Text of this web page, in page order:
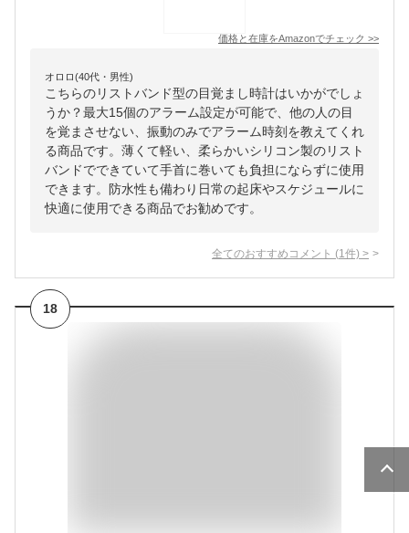
価格と在庫をAmazonでチェック >>
オロロ(40代・男性)
こちらのリストバンド型の目覚まし時計はいかがでしょ
うか？最大15個のアラーム設定が可能で、他の人の目
を覚まさせない、振動のみでアラーム時刻を教えてくれ
る商品です。薄くて軽い、柔らかいシリコン製のリスト
バンドでできていて手首に巻いても負担にならずに使用
できます。防水性も備わり日常の起床やスケジュールに
快適に使用できる商品でお勧めです。
全てのおすすめコメント (1 件) >
18